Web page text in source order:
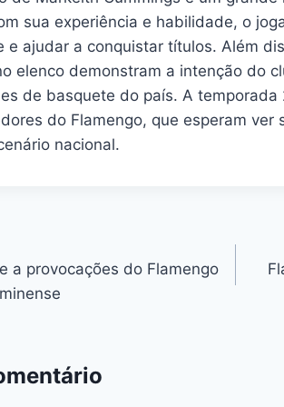
sua experiência e habilidade, o
e ajudar a conquistar títulos. Além
elenco demonstram a intenção do
de basquete do país. A
do Flamengo, que esperam ver
nacional.
a provocações do Flamengo